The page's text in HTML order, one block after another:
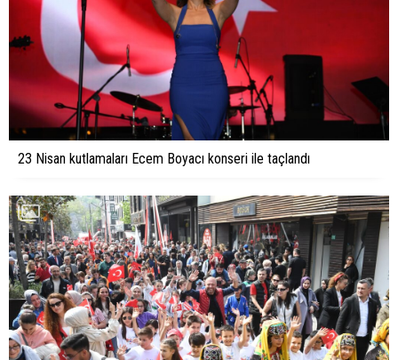
23 Nisan kutlamaları Ecem Boyacı konseri ile taçlandı